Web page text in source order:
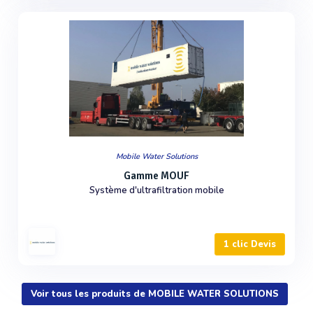
Mobile Water Solutions
Gamme MOUF
Système d'ultrafiltration mobile
1 clic Devis
Voir tous les produits de MOBILE WATER SOLUTIONS